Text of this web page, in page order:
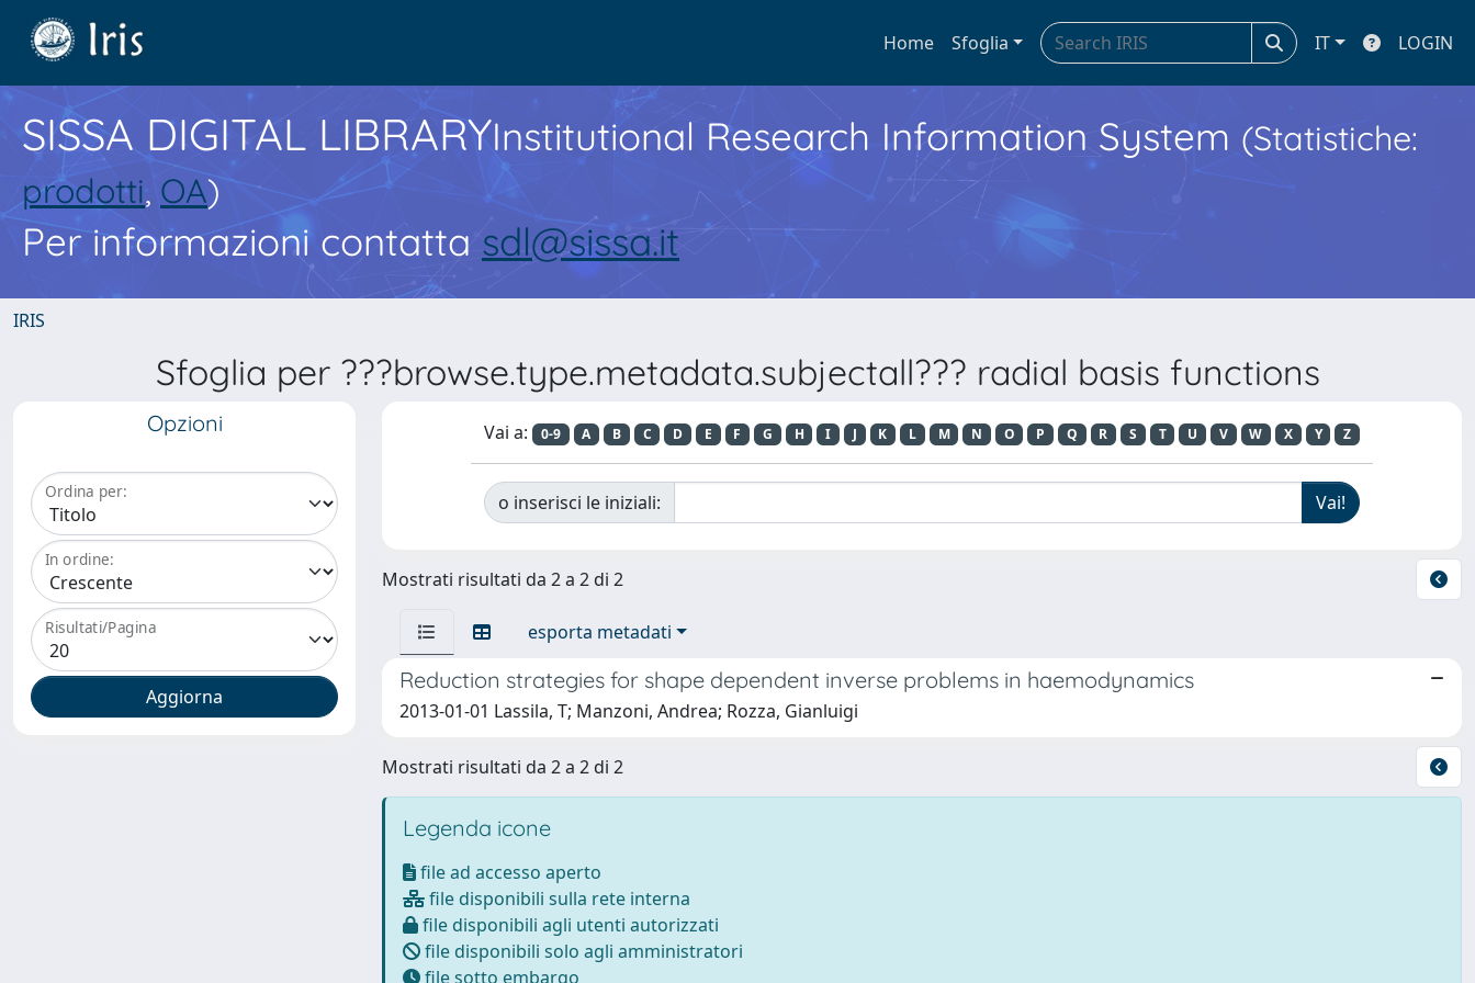
Home Sfoglia IT LOGIN
SISSA DIGITAL LIBRARYInstitutional Research Information System (Statistiche:
prodotti, OA)
Per informazioni contatta sdl@sissa.it
IRIS
Sfoglia per ???browse.type.metadata.subjectall??? radial basis functions
Opzioni
Ordina per:
In ordine:
Risultati/Pagina
Vai a: 0-9 A B C D E F G H I J K L M N O P Q R S T U V W X Y Z
o inserisci le iniziali:
Mostrati risultati da 2 a 2 di 2
esporta metadati
Reduction strategies for shape dependent inverse problems in haemodynamics
2013-01-01 Lassila, T; Manzoni, Andrea; Rozza, Gianluigi
Mostrati risultati da 2 a 2 di 2
Legenda icone
file ad accesso aperto
file disponibili sulla rete interna
file disponibili agli utenti autorizzati
file disponibili solo agli amministratori
file sotto embargo